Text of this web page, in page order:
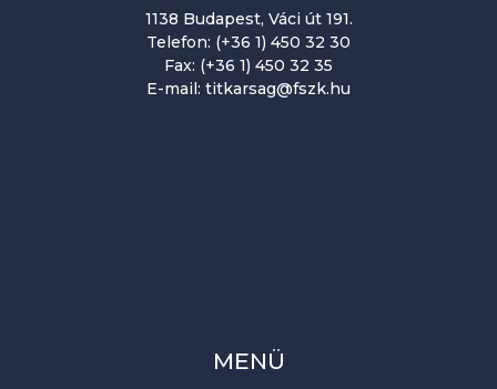
1138 Budapest, Váci út 191.
Telefon: (+36 1) 450 32 30
Fax: (+36 1) 450 32 35
E-mail: titkarsag@fszk.hu
MENÜ